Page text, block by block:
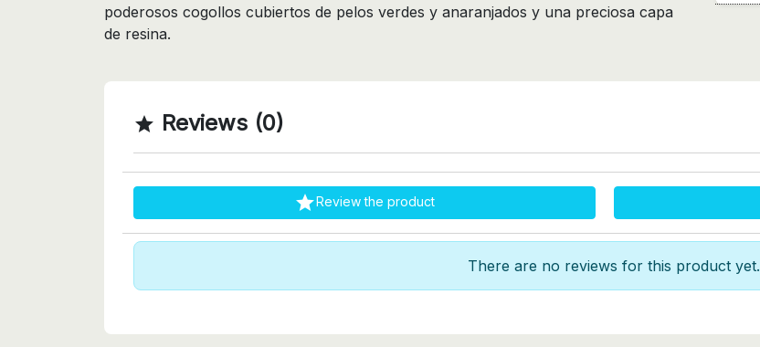
poderosos cogollos cubiertos de pelos verdes y anaranjados y una preciosa capa
de resina.
 Reviews (0)
Review the product
There are no reviews for this product yet.